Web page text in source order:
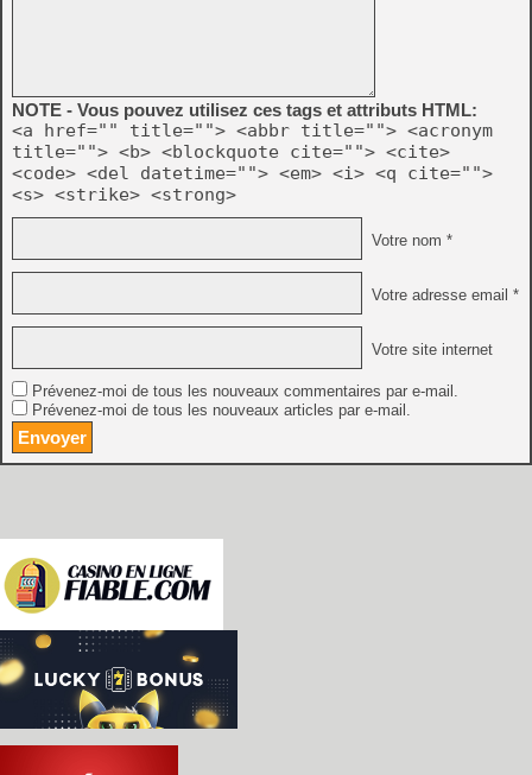
NOTE - Vous pouvez utilisez ces tags et attributs HTML:
<a href="" title=""> <abbr title=""> <acronym
title=""> <b> <blockquote cite=""> <cite>
<code> <del datetime=""> <em> <i> <q cite="">
<s> <strike> <strong>
Votre nom *
Votre adresse email *
Votre site internet
Prévenez-moi de tous les nouveaux commentaires par e-mail.
Prévenez-moi de tous les nouveaux articles par e-mail.